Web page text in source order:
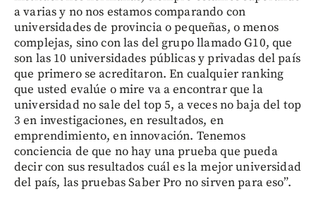
a varias y no nos estamos comparando con
universidades de provincia o pequeñas, o menos
complejas, sino con las del grupo llamado G10, que
son las 10 universidades públicas y privadas del país
que primero se acreditaron. En cualquier ranking
que usted evalúe o mire va a encontrar que la
universidad no sale del top 5, a veces no baja del top
3 en investigaciones, en resultados, en
emprendimiento, en innovación. Tenemos
conciencia de que no hay una prueba que pueda
decir con sus resultados cuál es la mejor universidad
del país, las pruebas Saber Pro no sirven para eso”.